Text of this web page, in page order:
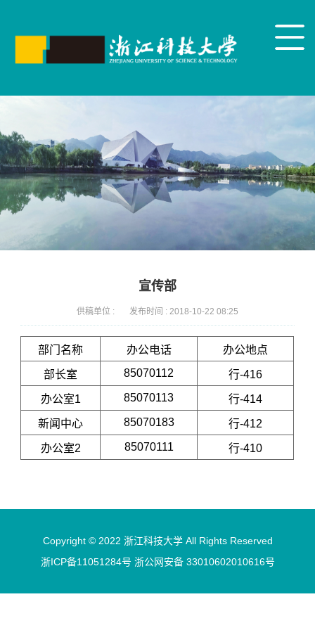
宣传部
供稿单位 : 发布时间 : 2018-10-22 08:25
部门名称 办公电话 办公地点
部长室 85070112 行-416
办公室1 85070113 行-414
新闻中心 85070183 行-412
办公室2 85070111 行-410
Copyright © 2022 浙江科技大学 All Rights Reserved
浙ICP备11051284号 浙公网安备 33010602010616号